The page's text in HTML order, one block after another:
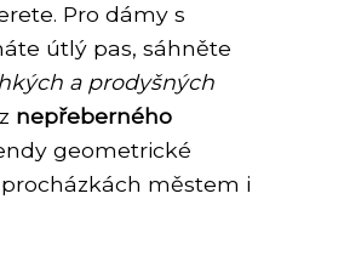
Pro dámy s
útlý pas, sáhněte
a prodyšných
nepřeberného
geometrické
městem i